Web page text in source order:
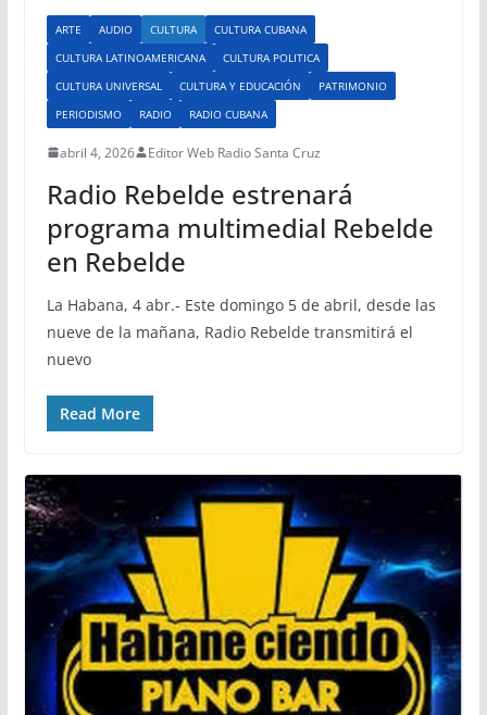
ARTE AUDIO CULTURA
CULTURA CUBANA
CULTURA LATINOAMERICANA
CULTURA POLITICA
CULTURA UNIVERSAL
CULTURA Y EDUCACIÓN
PATRIMONIO
PERIODISMO
RADIO RADIO CUBANA
abril 4, 2026 Editor Web Radio Santa Cruz
Radio Rebelde estrenará
programa multimedial Rebelde
en Rebelde
La Habana, 4 abr.- Este domingo 5 de abril, desde las
nueve de la mañana, Radio Rebelde transmitirá el
nuevo
Read More